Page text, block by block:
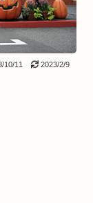
10/11 2023/2/9